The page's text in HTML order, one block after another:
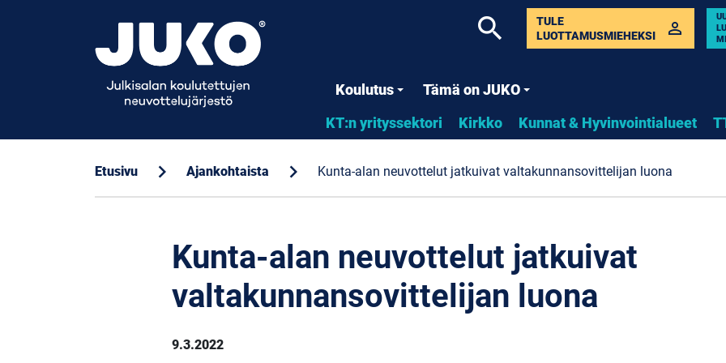
Koulutus
Tämä on JUKO
KT:n yrityssektori
Kirkko Kunnat & Hyvinvointialueet
TULE
LUOTTAMUSMIEHEKSI
perm_identity
search
Etusivu chevron_right Ajankohtaista chevron_right Kunta-alan neuvottelut jatkuivat valtakunnansovittelijan luona
Kunta-alan neuvottelut jatkuivat
valtakunnansovittelijan luona
9.3.2022